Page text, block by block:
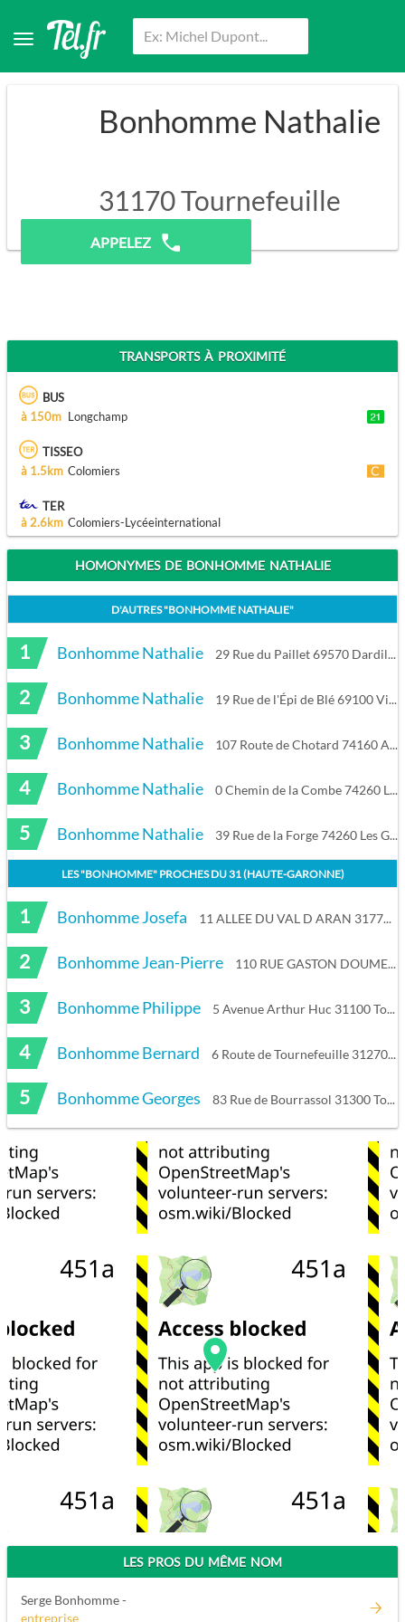
Bonhomme Nathalie
31170Tournefeuille
Pas de prospection.
APPELEZ
TRANSPORTS À PROXIMITÉ
BUS
à 150m Longchamp
TISSEO
à 1.5km Colomiers
TER
à 2.6km Colomiers-Lycéeinternational
HOMONYMES DE BONHOMME NATHALIE
D'AUTRES "BONHOMME NATHALIE"
1 Bonhomme Nathalie 29 Rue du Paillet 69570 Dardilly
2 Bonhomme Nathalie 19 Rue de l'Épi de Blé 69100 Villeurbanne
3 Bonhomme Nathalie 107 Route de Chotard 74160 Archamps
4 Bonhomme Nathalie 0 Chemin de la Combe 74260 Les Gets
5 Bonhomme Nathalie 39 Rue de la Forge 74260 Les Gets
LES "BONHOMME" PROCHES DU31 (HAUTE-GARONNE)
1 Bonhomme Josefa 11 ALLEE DU VAL D ARAN 31770 Colomiers
2 Bonhomme Jean-Pierre 110 RUE GASTON DOUMERGUE 31170 Tournefeuille
3 Bonhomme Philippe 5 Avenue Arthur Huc 31100 Toulouse
4 Bonhomme Bernard 6 Route de Tournefeuille 31270 Cugnaux
5 Bonhomme Georges 83 Rue de Bourrassol 31300 Toulouse
LES PROS DU MÊME NOM
Serge Bonhomme -
entreprise